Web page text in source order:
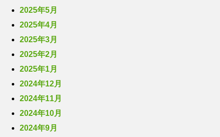
2025年5月
2025年4月
2025年3月
2025年2月
2025年1月
2024年12月
2024年11月
2024年10月
2024年9月